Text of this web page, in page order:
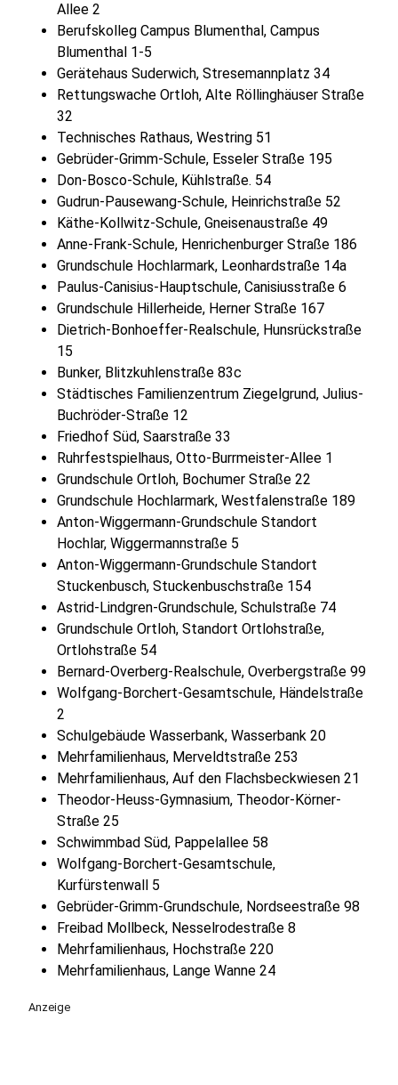
Allee 2
Berufskolleg Campus Blumenthal, Campus
Blumenthal 1-5
Gerätehaus Suderwich, Stresemannplatz 34
Rettungswache Ortloh, Alte Röllinghäuser Straße
32
Technisches Rathaus, Westring 51
Gebrüder-Grimm-Schule, Esseler Straße 195
Don-Bosco-Schule, Kühlstraße. 54
Gudrun-Pausewang-Schule, Heinrichstraße 52
Käthe-Kollwitz-Schule, Gneisenaustraße 49
Anne-Frank-Schule, Henrichenburger Straße 186
Grundschule Hochlarmark, Leonhardstraße 14a
Paulus-Canisius-Hauptschule, Canisiusstraße 6
Grundschule Hillerheide, Herner Straße 167
Dietrich-Bonhoeffer-Realschule, Hunsrückstraße
15
Bunker, Blitzkuhlenstraße 83c
Städtisches Familienzentrum Ziegelgrund, Julius-
Buchröder-Straße 12
Friedhof Süd, Saarstraße 33
Ruhrfestspielhaus, Otto-Burrmeister-Allee 1
Grundschule Ortloh, Bochumer Straße 22
Grundschule Hochlarmark, Westfalenstraße 189
Anton-Wiggermann-Grundschule Standort
Hochlar, Wiggermannstraße 5
Anton-Wiggermann-Grundschule Standort
Stuckenbusch, Stuckenbuschstraße 154
Astrid-Lindgren-Grundschule, Schulstraße 74
Grundschule Ortloh, Standort Ortlohstraße,
Ortlohstraße 54
Bernard-Overberg-Realschule, Overbergstraße 99
Wolfgang-Borchert-Gesamtschule, Händelstraße
2
Schulgebäude Wasserbank, Wasserbank 20
Mehrfamilienhaus, Merveldtstraße 253
Mehrfamilienhaus, Auf den Flachsbeckwiesen 21
Theodor-Heuss-Gymnasium, Theodor-Körner-
Straße 25
Schwimmbad Süd, Pappelallee 58
Wolfgang-Borchert-Gesamtschule,
Kurfürstenwall 5
Gebrüder-Grimm-Grundschule, Nordseestraße 98
Freibad Mollbeck, Nesselrodestraße 8
Mehrfamilienhaus, Hochstraße 220
Mehrfamilienhaus, Lange Wanne 24
Anzeige